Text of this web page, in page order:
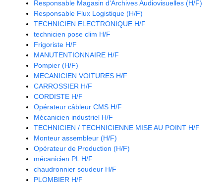
Responsable Magasin d'Archives Audiovisuelles (H/F)
Responsable Flux Logistique (H/F)
TECHNICIEN ELECTRONIQUE H/F
technicien pose clim H/F
Frigoriste H/F
MANUTENTIONNAIRE H/F
Pompier (H/F)
MECANICIEN VOITURES H/F
CARROSSIER H/F
CORDISTE H/F
Opérateur câbleur CMS H/F
Mécanicien industriel H/F
TECHNICIEN / TECHNICIENNE MISE AU POINT H/F
Monteur assembleur (H/F)
Opérateur de Production (H/F)
mécanicien PL H/F
chaudronnier soudeur H/F
PLOMBIER H/F